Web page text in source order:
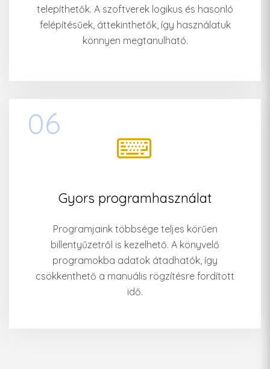
telepíthetők. A szoftverek logikus és hasonló
felépítésűek, áttekinthetők, így használatuk
könnyen megtanulható.
06
Gyors programhasználat
Programjaink többsége teljes körűen
billentyűzetről is kezelhető. A könyvelő
programokba adatok átadhatók, így
csökkenthető a manuális rögzítésre fordított
idő.